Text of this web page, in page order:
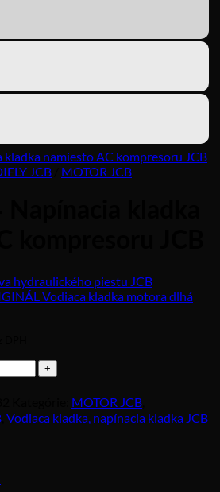
JCB MOTOR JCB
MOTOR JCB
Vodiaca kladka, napínacia kladka JCB